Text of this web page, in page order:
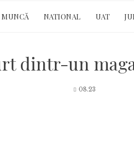
NATIONAL UAT
dintr-un
08.23